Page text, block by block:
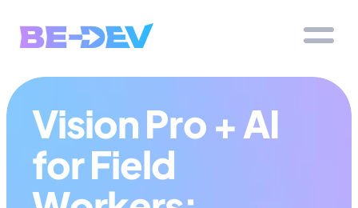
Vision Pro + AI
for Field